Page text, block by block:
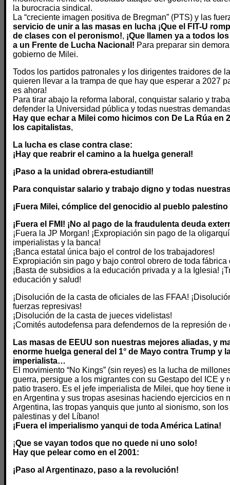
la burocracia sindical.
La “creciente imagen positiva de Bregman” (PTS) y las
servicio de unir a las masas en lucha ¡Que el FIT-U
de clases con el peronismo!, ¡Que llamen ya a todos
a un Frente de Lucha Nacional! Para preparar sin
gobierno de Milei.
Todos los partidos patronales y los dirigentes traidores de
quieren llevar a la trampa de que hay que esperar a 2027
es ahora!
Para tirar abajo la reforma laboral, conquistar salario y
defender la Universidad pública y todas nuestras
Hay que echar a Milei como hicimos con De La Rúa en
los capitalistas,
La lucha es clase contra clase:
¡Hay que reabrir el camino a la huelga general!
¡Paso a la unidad obrera-estudiantil!
Para conquistar salario y trabajo digno y todas
¡Fuera Milei, cómplice del genocidio al pueblo
¡Fuera el FMI! ¡No al pago de la fraudulenta deuda
¡Fuera la JP Morgan! ¡Expropiación sin pago de la
imperialistas y la banca!
¡Banca estatal única bajo el control de los trabajadores!
Expropiación sin pago y bajo control obrero de toda
¡Basta de subsidios a la educación privada y a la Iglesia!
educación y salud!
¡Disolución de la casta de oficiales de las FFAA!
fuerzas represivas!
¡Disolución de la casta de jueces videlistas!
¡Comités autodefensa para defendernos de la represión
Las masas de EEUU son nuestras mejores aliadas, y
enorme huelga general del 1° de Mayo contra Trump y
imperialista…
El movimiento “No Kings” (sin reyes) es la lucha de
guerra, persigue a los migrantes con su Gestapo del ICE y
patio trasero. Es el jefe imperialista de Milei, que hoy tiene
en Argentina y sus tropas asesinas haciendo ejercicios en
Argentina, las tropas yanquis que junto al sionismo, son
palestinas y del Líbano!
¡Fuera el imperialismo yanqui de toda América Latina!
¡Que se vayan todos que no quede ni uno solo!
Hay que pelear como en el 2001:
¡Paso al Argentinazo, paso a la revolución!